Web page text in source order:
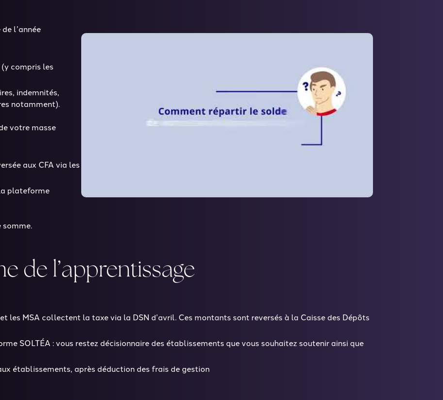
l’année
compris les
indemnités,
notamment).
votre masse
aux CFA via les
plateforme
de l’apprentissage
les MSA collectent la taxe via la DSN d’avril. Ces montants sont reversés à la Caisse des Dépôts
SOLTÉA : vous restez décisionnaire des établissements que vous souhaitez soutenir ainsi que
établissements, après déduction des frais de gestion